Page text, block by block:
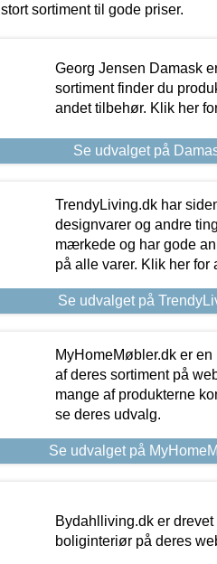
sortiment til gode priser.
Georg Jensen Damask
sortiment finder du
andet tilbehør. Klik her
Se udvalget på
TrendyLiving.dk har
designvarer og andre
mærkede og har gode
på alle varer. Klik her for
Se udvalget på
MyHomeMøbler.dk er
af deres sortiment på
mange af produkterne
se deres udvalg.
Se udvalget på
Bydahlliving.dk er
boliginteriør på deres